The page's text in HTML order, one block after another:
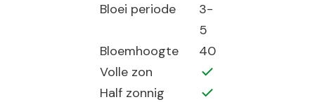
Bloei periode
3-
5
Bloemhoogte
40
Volle zon
Half zonnig